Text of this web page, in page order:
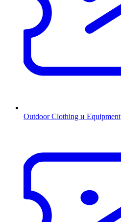
Outdoor Clothing и Equipment